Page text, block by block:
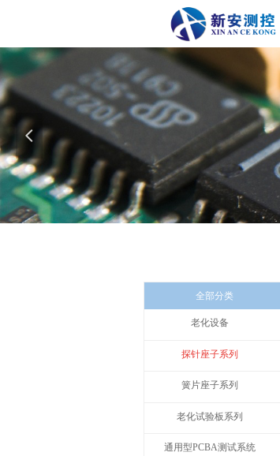
넳
全部分类
老化设备
探针座子系列
簧片座子系列
老化试验板系列
通用型PCBA测试系统